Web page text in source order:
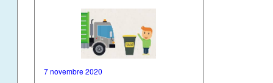
7 novembre 2020